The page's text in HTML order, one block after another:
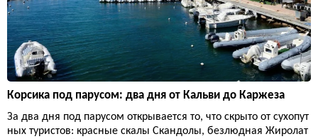
Корсика под парусом: два дня от Кальви до Каржеза
За два дня под парусом открывается то, что скрыто от сухопут
ных туристов: красные скалы Скандолы, безлюдная Жиролат